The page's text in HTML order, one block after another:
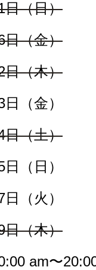
日（日）
日（金）
日（木）
日（金）
日（土）
日（日）
日（火）
日（木）
am〜